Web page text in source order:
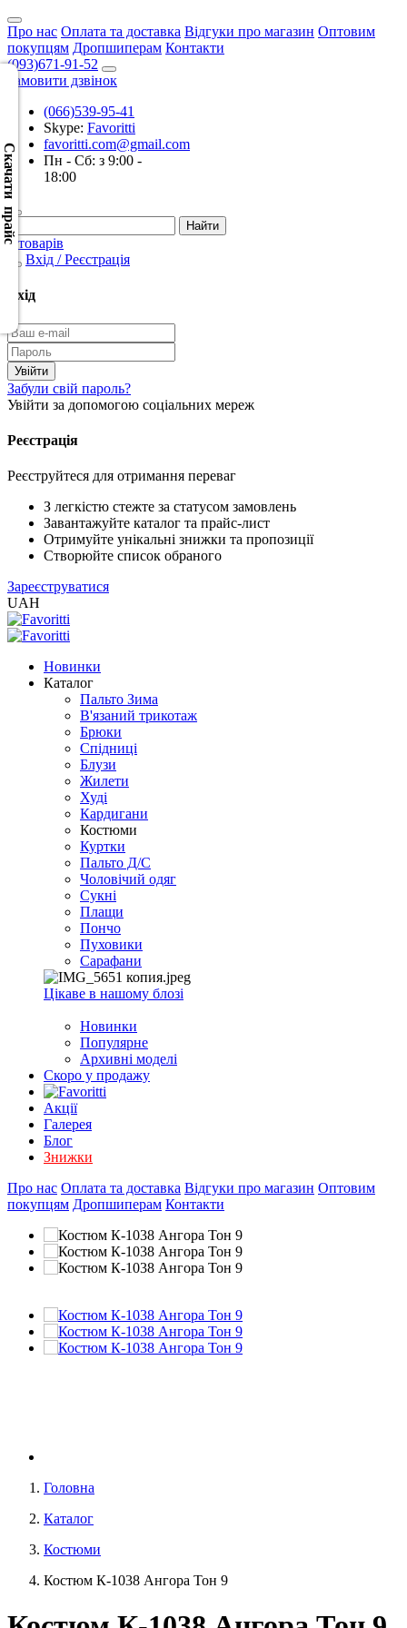
Про нас Оплата та доставка Відгуки про магазин Оптовим
покупцям Дропшиперам Контакти
(093)671-91-52
Замовити дзвінок
(066)539-95-41
Skype: Favoritti
favoritti.com@gmail.com
Пн - Сб: з 9:00 -
18:00
0 товарів
Вхід / Реєстрація
Вхід
Забули свій пароль?
Увійти за допомогою соціальних мереж
Реєстрація
Реєструйтеся для отримання переваг
З легкістю стежте за статусом замовлень
Завантажуйте каталог та прайс-лист
Отримуйте унікальні знижки та пропозиції
Створюйте список обраного
Зареєструватися
UAH
Новинки
Каталог
Пальто Зима
В'язаний трикотаж
Брюки
Спідниці
Блузи
Жилети
Худі
Кардигани
Костюми
Куртки
Пальто Д/С
Чоловічий одяг
Сукні
Плащи
Пончо
Пуховики
Сарафани
Цікаве в нашому блозі
Новинки
Популярне
Архивні моделі
Скоро у продажу
Акції
Галерея
Блог
Знижки
Про нас Оплата та доставка Відгуки про магазин Оптовим
покупцям Дропшиперам Контакти
Головна
Каталог
Костюми
Костюм К-1038 Ангора Тон 9
Скачати прайс
Скачать
XML
(Розн.)
Скачать
XML
(Опт)
CSV
Скачать
CSV
(Опт)
XLS
EXCEL
(Розн.)
XLS
EXCEL
2005
(Опт)
XLSX